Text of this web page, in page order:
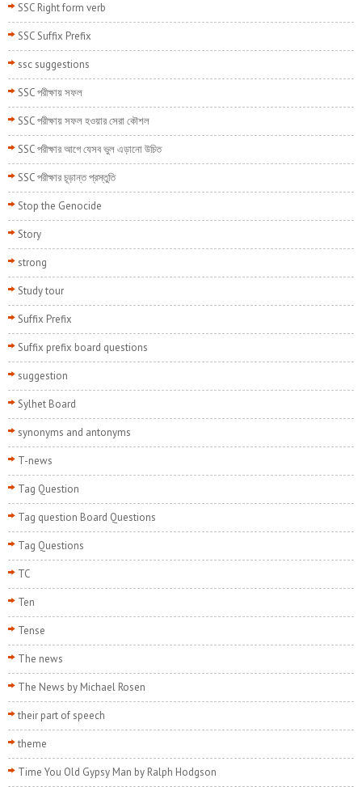
SSC Right form verb
SSC Suffix Prefix
ssc suggestions
SSC পরীক্ষায় সফল
SSC পরীক্ষায় সফল হওয়ার সেরা কৌশল
SSC পরীক্ষার আগে যেসব ভুল এড়ানো উচিত
SSC পরীক্ষার চূড়ান্ত প্রস্তুতি
Stop the Genocide
Story
strong
Study tour
Suffix Prefix
Suffix prefix board questions
suggestion
Sylhet Board
synonyms and antonyms
T-news
Tag Question
Tag question Board Questions
Tag Questions
TC
Ten
Tense
The news
The News by Michael Rosen
their part of speech
theme
Time You Old Gypsy Man by Ralph Hodgson